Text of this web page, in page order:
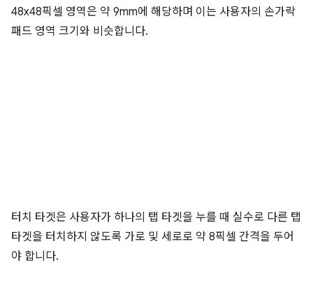
48x48픽셀 영역은 약 9mm에 해당하며 이는 사용자의 손가락
패드 영역 크기와 비슷합니다.
터치 타겟은 사용자가 하나의 탭 타겟을 누를 때 실수로 다른 탭
타겟을 터치하지 않도록 가로 및 세로로 약 8픽셀 간격을 두어
야 합니다.